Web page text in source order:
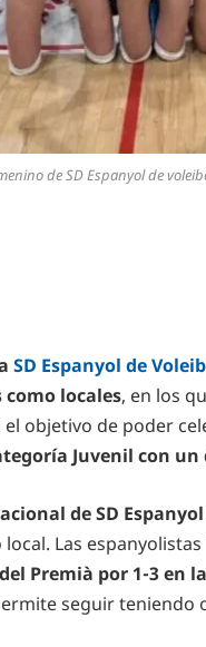
de SD Espanyol de
SD Espanyol de
locales, en los
el objetivo de poder
Juvenil con un
de SD
local. Las
Premià por 1-3 en
seguir teniendo